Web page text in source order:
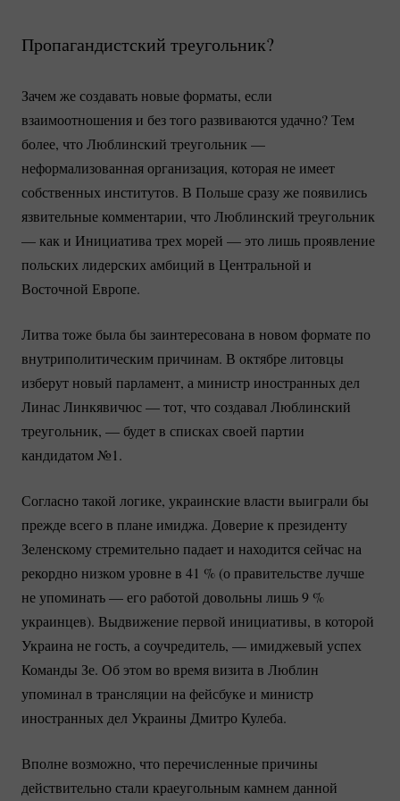
Пропагандистский треугольник?
Зачем же создавать новые форматы, если
взаимоотношения и без того развиваются удачно? Тем
более, что Люблинский треугольник —
неформализованная организация, которая не имеет
собственных институтов. В Польше сразу же появились
язвительные комментарии, что Люблинский треугольник
— как и Инициатива трех морей — это лишь проявление
польских лидерских амбиций в Центральной и
Восточной Европе.
Литва тоже была бы заинтересована в новом формате по
внутриполитическим причинам. В октябре литовцы
изберут новый парламент, а министр иностранных дел
Линас Линкявичюс — тот, что создавал Люблинский
треугольник, — будет в списках своей партии
кандидатом №1.
Согласно такой логике, украинские власти выиграли бы
прежде всего в плане имиджа. Доверие к президенту
Зеленскому стремительно падает и находится сейчас на
рекордно низком уровне в 41 % (о правительстве лучше
не упоминать — его работой довольны лишь9 %
украинцев). Выдвижение первой инициативы, в которой
Украина не гость, а соучредитель, — имиджевый успех
Команды Зе. Об этом во время визита в Люблин
упоминал в трансляции на фейсбуке и министр
иностранных дел Украины Дмитро Кулеба.
Вполне возможно, что перечисленные причины
действительно стали краеугольным камнем данной